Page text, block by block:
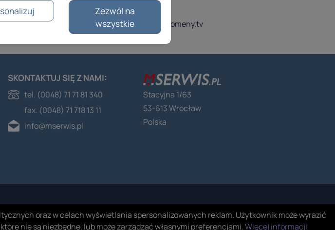
24H
SKONTAKTUJ SIĘ Z NAMI:
tel. (0048) 71 71 81 340
fax. (0048) 71 718 13 11
info@mserwis.pl
Stacyjna 1/63
53-613 Wrocław
Polska
oraz w celach wyświetlania spersonalizowanych reklam. Użytkownik może wyrazić
nie są niezbędne, lub może zarządzać własnymi preferencjami.Więcej informacji
Zezwól na
wszystkie